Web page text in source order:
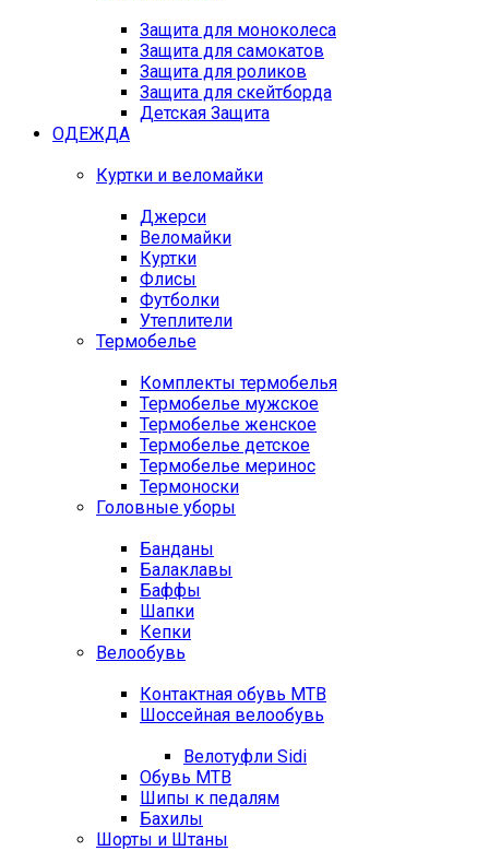
Защита для моноколеса
Защита для самокатов
Защита для роликов
Защита для скейтборда
Детская Защита
ОДЕЖДА
Куртки и веломайки
Джерси
Веломайки
Куртки
Флисы
Футболки
Утеплители
Термобелье
Комплекты термобелья
Термобелье мужское
Термобелье женское
Термобелье детское
Термобелье меринос
Термоноски
Головные уборы
Банданы
Балаклавы
Баффы
Шапки
Кепки
Велообувь
Контактная обувь MTB
Шоссейная велообувь
Велотуфли Sidi
Обувь MTB
Шипы к педалям
Бахилы
Шорты и Штаны